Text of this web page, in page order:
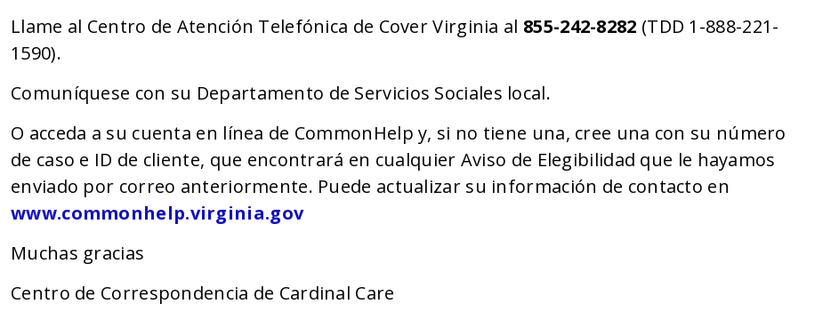
Llame al Centro de Atención Telefónica de Cover Virginia al 855-242-8282 (TDD 1-888-221-
1590).
Comuníquese con su Departamento de Servicios Sociales local.
O acceda a su cuenta en línea de CommonHelp y, si no tiene una, cree una con su número
de caso e ID de cliente, que encontrará en cualquier Aviso de Elegibilidad que le hayamos
enviado por correo anteriormente. Puede actualizar su información de contacto en
www.commonhelp.virginia.gov
Muchas gracias
Centro de Correspondencia de Cardinal Care